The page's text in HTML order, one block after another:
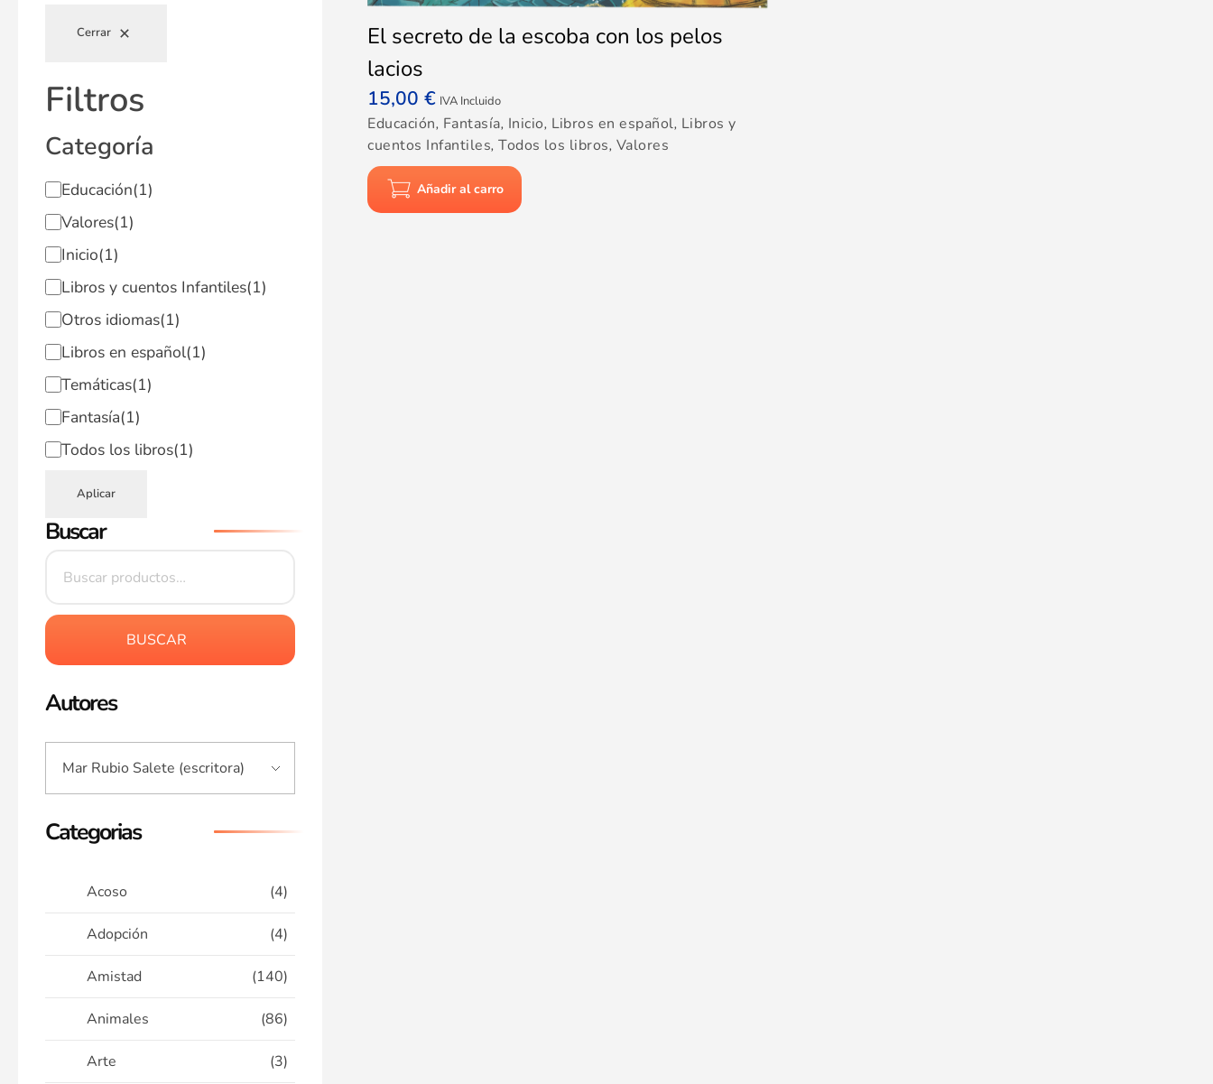
Cerrar
Filtros
Categoría
Educación(1)
Valores(1)
Inicio(1)
Libros y cuentos Infantiles(1)
Otros idiomas(1)
Libros en español(1)
Temáticas(1)
Fantasía(1)
Todos los libros(1)
Aplicar
Buscar
BUSCAR
Autores
Categorias
Acoso (4)
Adopción (4)
Amistad (140)
Animales (86)
Arte (3)
El secreto de la escoba con los pelos
lacios
15,00€ IVA Incluido
Educación, Fantasía, Inicio, Libros en español, Libros y
cuentos Infantiles,Todos los libros, Valores
Añadir al carro